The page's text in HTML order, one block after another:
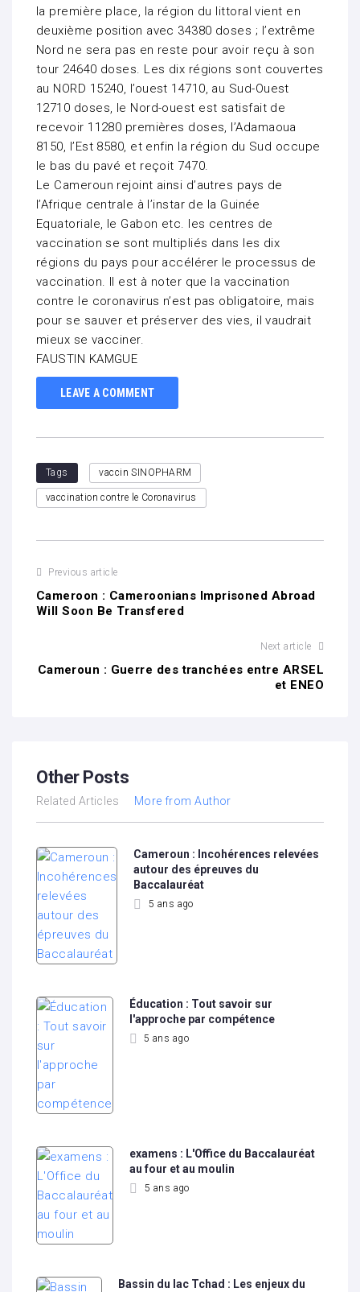
la première place, la région du littoral vient en
deuxième position avec 34380 doses ; l’extrême
Nord ne sera pas en reste pour avoir reçu à son
tour 24640 doses. Les dix régions sont couvertes
au NORD 15240, l’ouest 14710, au Sud-Ouest
12710 doses, le Nord-ouest est satisfait de
recevoir 11280 premières doses, l’Adamaoua
8150, l’Est 8580, et enfin la région du Sud occupe
le bas du pavé et reçoit 7470.
Le Cameroun rejoint ainsi d’autres pays de
l’Afrique centrale à l’instar de la Guinée
Equatoriale, le Gabon etc. les centres de
vaccination se sont multipliés dans les dix
régions du pays pour accélérer le processus de
vaccination. Il est à noter que la vaccination
contre le coronavirus n’est pas obligatoire, mais
pour se sauver et préserver des vies, il vaudrait
mieux se vacciner.
FAUSTIN KAMGUE
LEAVE A COMMENT
Tags vaccin SINOPHARM
vaccination contre le Coronavirus
Previous article
Cameroon : Cameroonians Imprisoned Abroad
Will Soon Be Transfered
Next article
Cameroun : Guerre des tranchées entre ARSEL
et ENEO
Other Posts
Related Articles More from Author
Cameroun : Incohérences relevées
autour des épreuves du
Baccalauréat
5 ans ago
Éducation : Tout savoir sur
l'approche par compétence
5 ans ago
examens : L'Office du Baccalauréat
au four et au moulin
5 ans ago
Bassin du lac Tchad : Les enjeux du